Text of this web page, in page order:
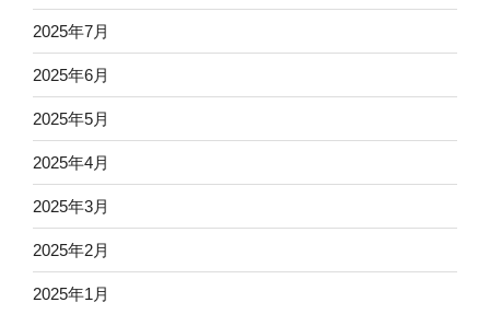
2025年7月
2025年6月
2025年5月
2025年4月
2025年3月
2025年2月
2025年1月